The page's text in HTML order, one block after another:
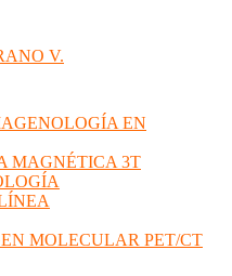
V.
EN
MAGNÉTICA 3T
MOLECULAR PET/CT